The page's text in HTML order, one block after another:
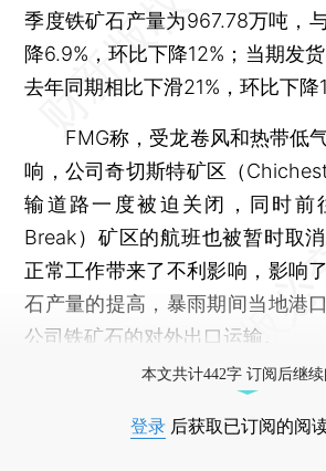
季度铁矿石产量为967.78万吨，
降6.9%，环比下降12%；当期发
去年同期相比下滑21%，环比下降
FMG称，受龙卷风和热带低
响，公司奇切斯特矿区（
输道路一度被迫关闭，同时前
Break）矿区的航班也被暂时取
正常工作带来了不利影响，影响
石产量的提高，暴雨期间当地港
公司铁矿石的对外出口运输。
本文共计442字 订阅后继
登录 后获取已订阅的阅